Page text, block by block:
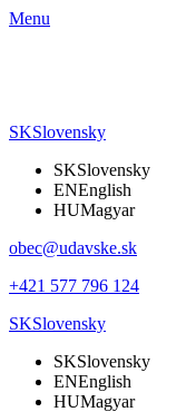
Menu
SKSlovensky
SKSlovensky
ENEnglish
HUMagyar
obec@udavske.sk
+421 577 796 124
SKSlovensky
SKSlovensky
ENEnglish
HUMagyar